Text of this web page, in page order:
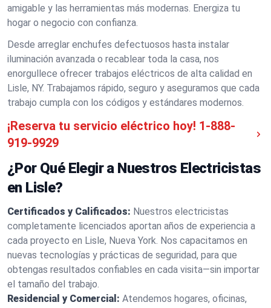
amigable y las herramientas más modernas. Energiza tu
hogar o negocio con confianza.
Desde arreglar enchufes defectuosos hasta instalar
iluminación avanzada o recablear toda la casa, nos
enorgullece ofrecer trabajos eléctricos de alta calidad en
Lisle, NY. Trabajamos rápido, seguro y aseguramos que cada
trabajo cumpla con los códigos y estándares modernos.
¡Reserva tu servicio eléctrico hoy! 1-888-
919-9929
¿Por Qué Elegir a Nuestros Electricistas
en Lisle?
Certificados y Calificados: Nuestros electricistas
completamente licenciados aportan años de experiencia a
cada proyecto en Lisle, Nueva York. Nos capacitamos en
nuevas tecnologías y prácticas de seguridad, para que
obtengas resultados confiables en cada visita—sin importar
el tamaño del trabajo.
Residencial y Comercial: Atendemos hogares, oficinas,